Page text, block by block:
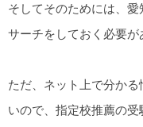
そしてそのためには、
サーチをしておく必要が
ただ、ネット上で分か
いので、指定校推薦の